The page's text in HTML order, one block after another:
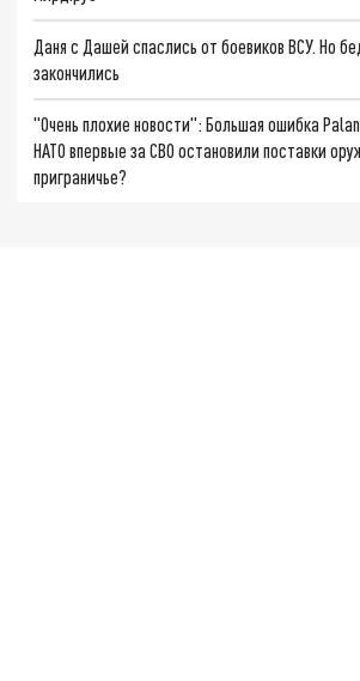
Даня с Дашей спаслись от боевиков ВСУ. Но
закончились
"Очень плохие новости": Большая ошибка
НАТО впервые за СВО остановили поставки
приграничье?